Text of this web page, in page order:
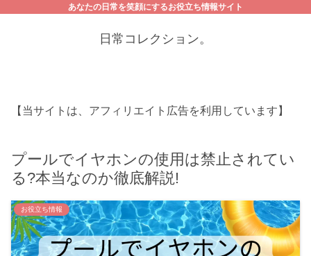
あなたの日常を笑顔にするお役立ち情報サイト
日常コレクション。
【当サイトは、アフィリエイト広告を利用しています】
プールでイヤホンの使用は禁止されてい
る?本当なのか徹底解説!
お役立ち情報